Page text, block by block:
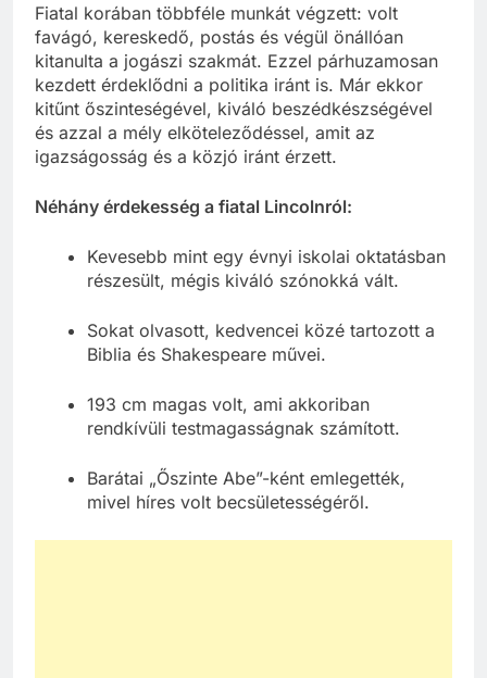
Fiatal korában többféle munkát végzett: volt
favágó, kereskedő, postás és végül önállóan
kitanulta a jogászi szakmát. Ezzel párhuzamosan
kezdett érdeklődni a politika iránt is. Már ekkor
kitűnt őszinteségével, kiváló beszédkészségével
és azzal a mély elköteleződéssel, amit az
igazságosság és a közjó iránt érzett.
Néhány érdekesség a fiatal Lincolnról:
Kevesebb mint egy évnyi iskolai oktatásban
részesült, mégis kiváló szónokká vált.
Sokat olvasott, kedvencei közé tartozott a
Biblia és Shakespeare művei.
193 cm magas volt, ami akkoriban
rendkívüli testmagasságnak számított.
Barátai „Őszinte Abe”-ként emlegették,
mivel híres volt becsületességéről.